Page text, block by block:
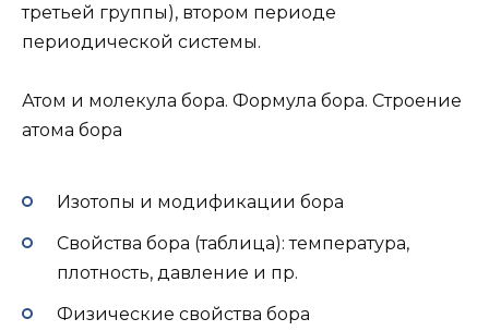
третьей группы), втором периоде
периодической системы.
Атом и молекула бора. Формула бора. Строение
атома бора
Изотопы и модификации бора
Свойства бора (таблица): температура,
плотность, давление и пр.
Физические свойства бора